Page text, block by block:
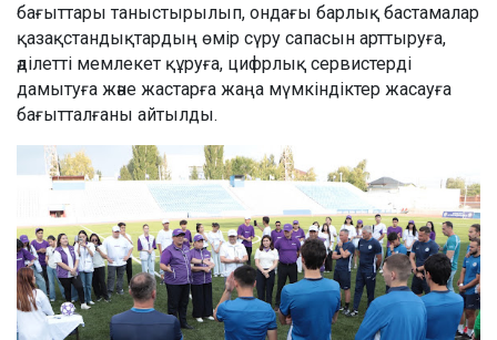
бағыттары таныстырылып, ондағы барлық бастамалар
қазақстандықтардың өмір сүру сапасын арттыруға,
әділетті мемлекет құруға, цифрлық сервистерді
дамытуға және жастарға жаңа мүмкіндіктер жасауға
бағытталғаны айтылды.